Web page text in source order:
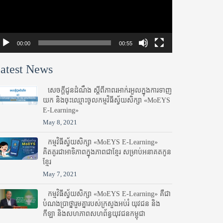
00:00 00:55
News
សេចក្តីជូនដំណឹង ស្តី​ពីភាព​រអាក់រអួល​ក្នុងការ​ទាញ​
យក និង​ចុះ​ឈ្មោះ​ចូល​កម្មវិធី​ស្វ័យសិក្សា «MoEYS
E-Learning»
May 8, 2021
កម្មវិធីស្វ័យសិក្សា «MoEYS E-Learning»
គិតគូរជាអាទិភាពក្នុងភាពជាខ្មែរ សម្រាប់អនាគតកូន
ខ្មែរ
May 7, 2021
កម្មវិធីស្វ័យសិក្សា «MoEYS E-Learning» គឺជា
បំណងប្រាថ្នារួមគ្នារបស់ក្រសួងអប់រំ​ យុវជន និង
កីឡា និងសហភាពសហព័ន្ធយុវជនកម្ពុជា